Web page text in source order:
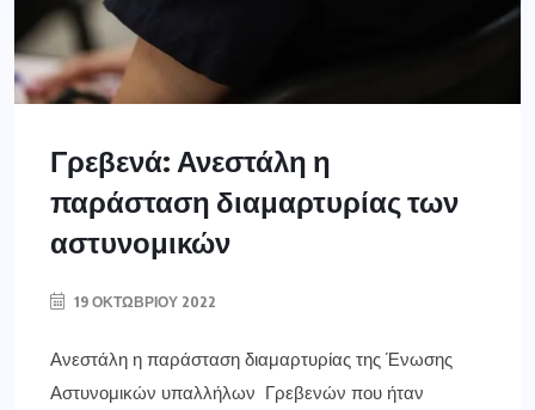
Γρεβενά: Ανεστάλη η
παράσταση διαμαρτυρίας των
αστυνομικών
19 ΟΚΤΩΒΡΊΟΥ 2022
Ανεστάλη η παράσταση διαμαρτυρίας της Ένωσης
Αστυνομικών υπαλλήλων Γρεβενών που ήταν